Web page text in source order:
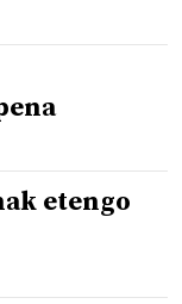
etengo